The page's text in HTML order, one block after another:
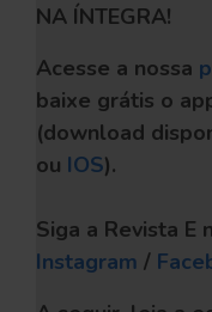
NA ÍNTEGRA!
Acesse a nossa
baixe grátis o
(download
ou IOS).
Siga a Revista E
Instagram /